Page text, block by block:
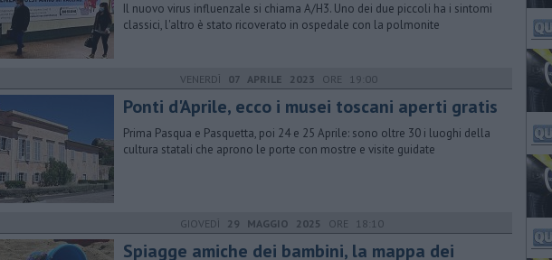
Il nuovo virus influenzale si chiama A/H3. Uno dei due piccoli ha i sintomi
classici, l'altro è stato ricoverato in ospedale con la polmonite
VENERDÌ 07 APRILE 2023 ORE 19:00
Ponti d'Aprile, ecco i musei toscani aperti gratis
Prima Pasqua e Pasquetta, poi 24 e 25 Aprile: sono oltre 30 i luoghi della
cultura statali che aprono le porte con mostre e visite guidate
GIOVEDÌ 29 MAGGIO 2025 ORE 18:10
Spiagge amiche dei bambini, la mappa dei